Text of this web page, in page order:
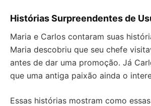
Histórias Surpreendentes de
Maria e Carlos contaram suas
Maria descobriu que seu chefe
antes de dar uma promoção. Já
que uma antiga paixão ainda o
Essas histórias mostram como